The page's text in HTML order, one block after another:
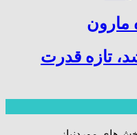
مارون
تازه قدرت